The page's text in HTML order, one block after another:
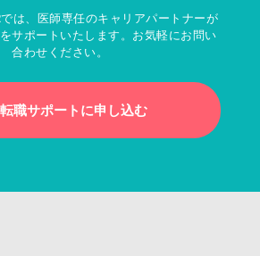
は、医師専任のキャリアパートナーが
サポートいたします。お気軽にお問い
合わせください。
職サポートに申し込む